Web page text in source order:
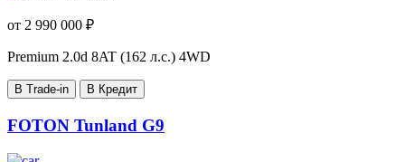
от 2 990 000 ₽
Premium 2.0d 8AT (162 л.с.) 4WD
В Trade-in В Кредит
FOTON Tunland G9